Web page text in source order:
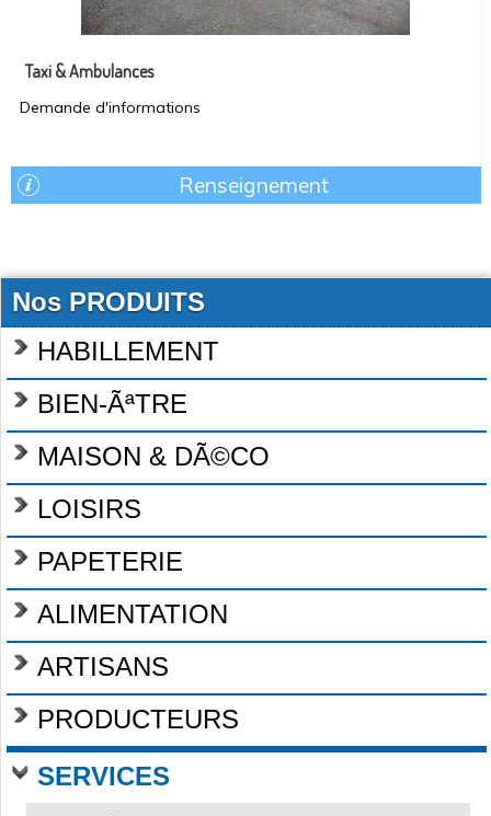
Taxi & Ambulances
Demande d'informations
Renseignement
Nos PRODUITS
HABILLEMENT
BIEN-ÃªTRE
MAISON & DÃ©CO
LOISIRS
PAPETERIE
ALIMENTATION
ARTISANS
PRODUCTEURS
SERVICES